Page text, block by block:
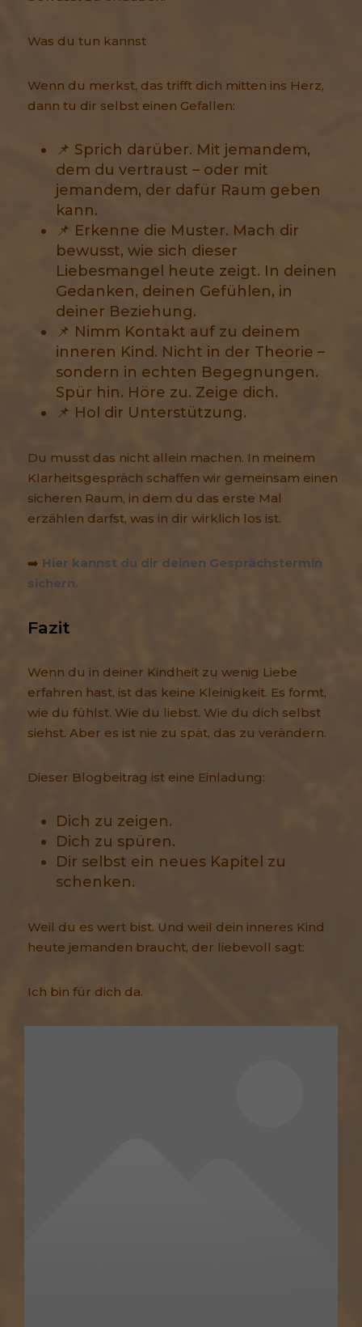
Was du tun kannst
Wenn du merkst, das trifft dich mitten ins Herz,
dann tu dir selbst einen Gefallen:
📌 Sprich darüber. Mit jemandem,
dem du vertraust – oder mit
jemandem, der dafür Raum geben
kann.
📌 Erkenne die Muster. Mach dir
bewusst, wie sich dieser
Liebesmangel heute zeigt. In deinen
Gedanken, deinen Gefühlen, in
deiner Beziehung.
📌 Nimm Kontakt auf zu deinem
inneren Kind. Nicht in der Theorie –
sondern in echten Begegnungen.
Spür hin. Höre zu. Zeige dich.
📌 Hol dir Unterstützung.
Du musst das nicht allein machen. In meinem
Klarheitsgespräch schaffen wir gemeinsam einen
sicheren Raum, in dem du das erste Mal
erzählen darfst, was in dir wirklich los ist.
➡️ Hier kannst du dir deinen Gesprächstermin
sichern.
Fazit
Wenn du in deiner Kindheit zu wenig Liebe
erfahren hast, ist das keine Kleinigkeit. Es formt,
wie du fühlst. Wie du liebst. Wie du dich selbst
siehst. Aber es ist nie zu spät, das zu verändern.
Dieser Blogbeitrag ist eine Einladung:
Dich zu zeigen.
Dich zu spüren.
Dir selbst ein neues Kapitel zu
schenken.
Weil du es wert bist. Und weil dein inneres Kind
heute jemanden braucht, der liebevoll sagt:
Ich bin für dich da.